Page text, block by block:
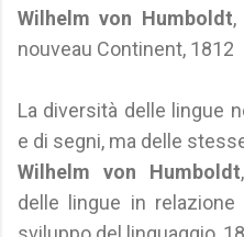
Wilhelm von Humboldt,
nouveau Continent, 1812
La diversità delle lingue
e di segni, ma delle
Wilhelm von Humboldt
delle lingue in